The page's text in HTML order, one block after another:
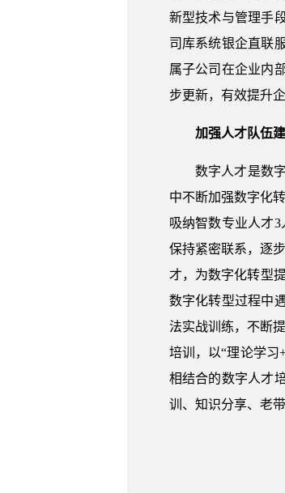
新型技术与管理手
司库系统银企直联
属子公司在企业内
步更新，有效提升
加强人才队伍
数字人才是数
中不断加强数字化
吸纳智数专业人才
保持紧密联系，逐
才，为数字化转型
数字化转型过程中
法实战训练，不断
培训，以“理论学习
相结合的数字人才
训、知识分享、老